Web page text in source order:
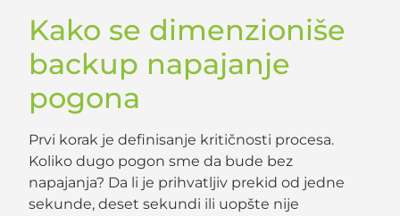
Kako se dimenzioniše
backup napajanje
pogona
Prvi korak je definisanje kritičnosti procesa.
Koliko dugo pogon sme da bude bez
napajanja? Da li je prihvatljiv prekid od jedne
sekunde, deset sekundi ili uopšte nije